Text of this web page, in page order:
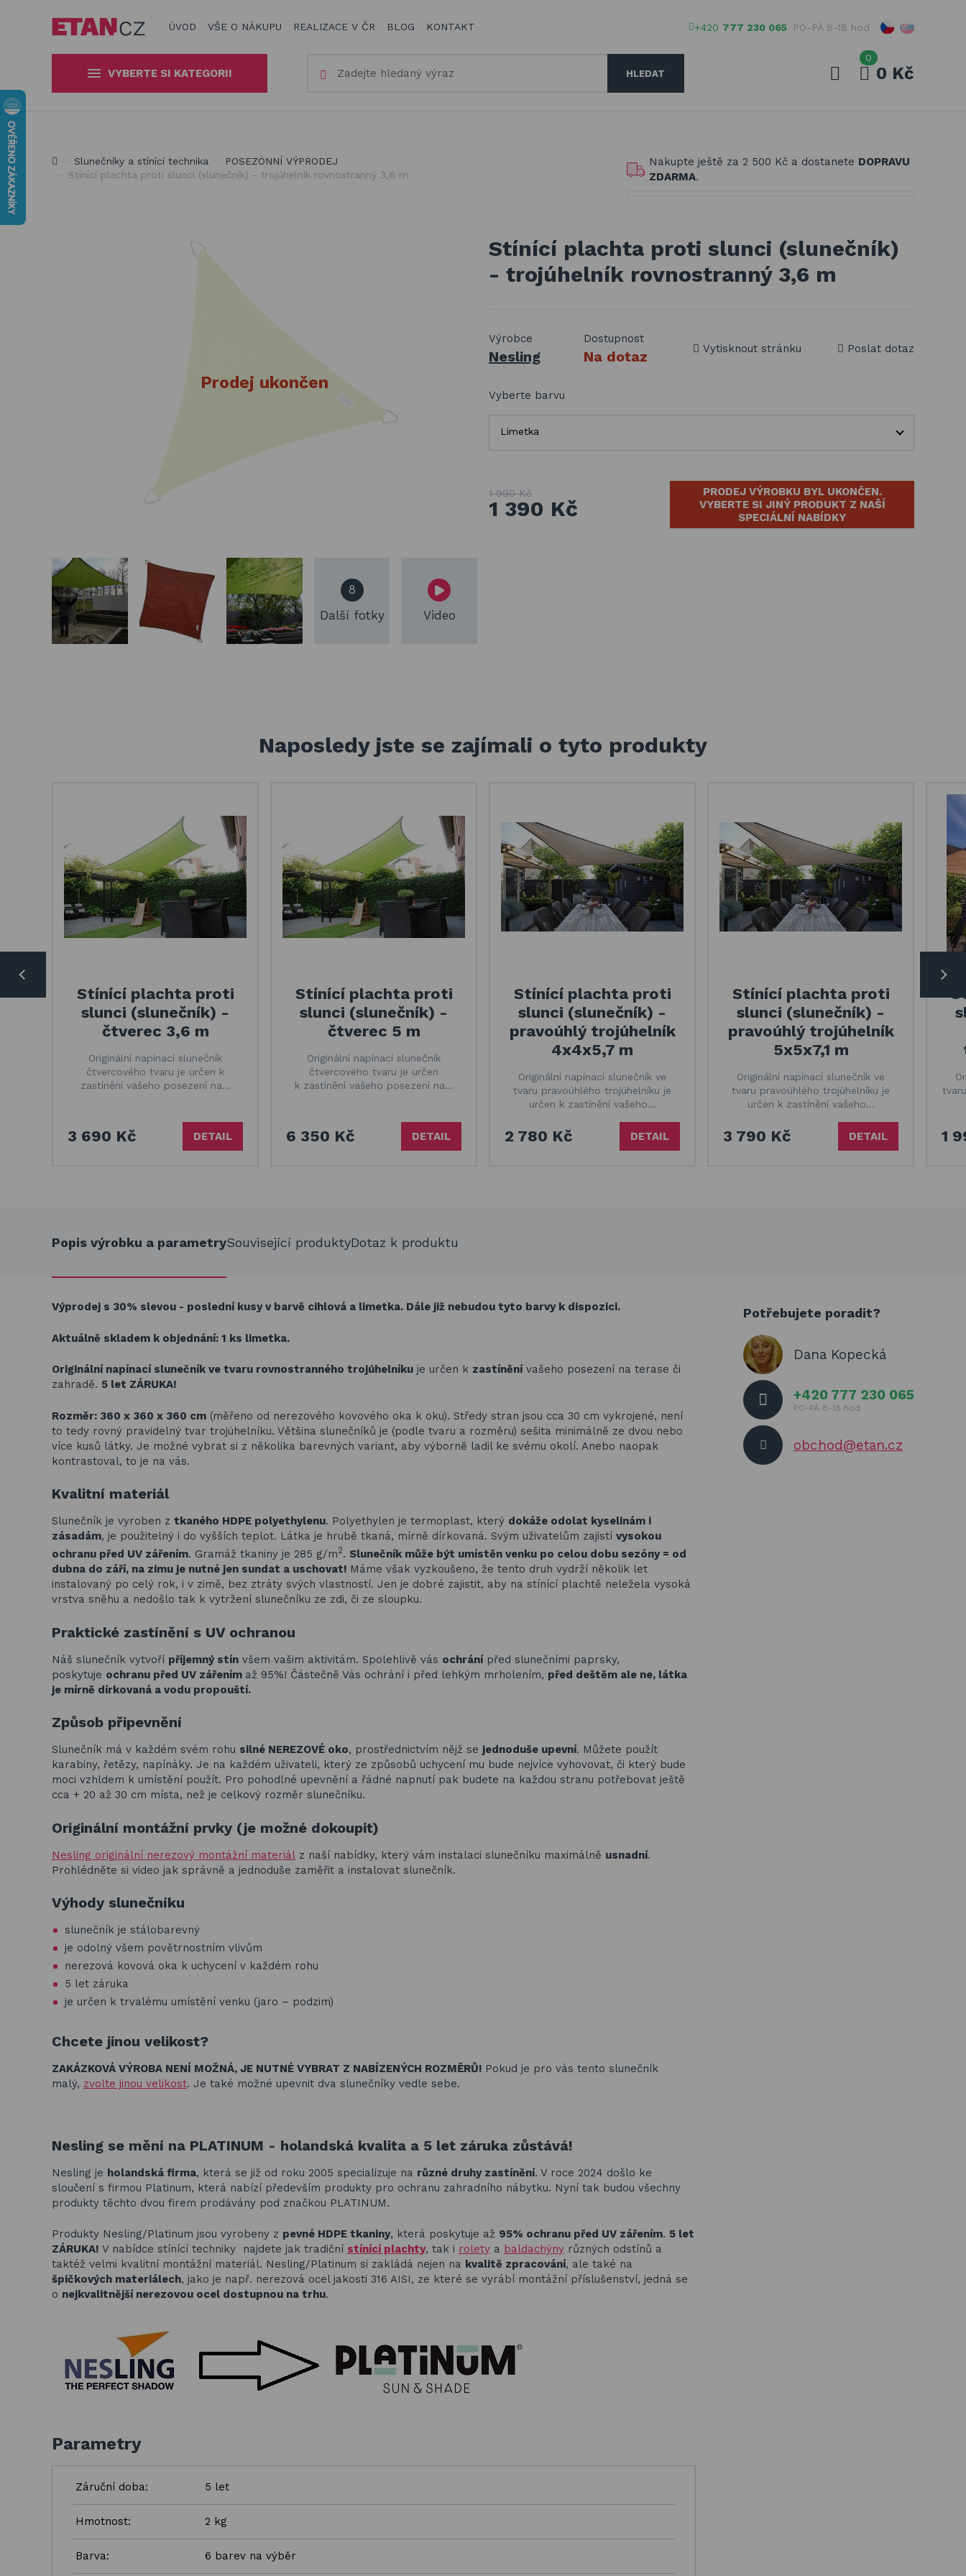
ÚVOD VŠE O NÁKUPU REALIZACE V ČR BLOG KONTAKT +420 777 230 065 PO-PÁ 8-18 hod
VYBERTE SI KATEGORII
na zahradní nábytek
HLEDAT
Vaše heslo
PŘIHLÁSIT
Registrovat
0
0 Kč
Jsme experti na zastínění a venkovní zábavu
Slunečníky a stínící technika
POSEZÓNNÍ VÝPRODEJ
Stínící plachta proti slunci (slunečník) - trojúhelník rovnostranný 3,6 m
Nakupte ještě za 2 500 Kč a dostanete DOPRAVU
ZDARMA.
Prodej ukončen
8
Další fotky
Video
Stínící plachta proti slunci (slunečník)
- trojúhelník rovnostranný 3,6 m
Výrobce
Nesling
Dostupnost
Na dotaz Vytisknout stránku Poslat dotaz
Vyberte barvu
Limetka
1 990 Kč
1 390 Kč
PRODEJ VÝROBKU BYL UKONČEN.
VYBERTE SI JINÝ PRODUKT Z NAŠÍ
SPECIÁLNÍ NABÍDKY
Naposledy jste se zajímali o tyto produkty
Stínící plachta proti
slunci (slunečník) -
čtverec 3,6 m
Originální napínací slunečník
čtvercového tvaru je určen k
zastínění vašeho posezení na…
3 690 Kč DETAIL
Stínící plachta proti
slunci (slunečník) -
čtverec 5 m
Originální napínací slunečník
čtvercového tvaru je určen
k zastínění vašeho posezení na…
6 350 Kč DETAIL
Stínící plachta proti
slunci (slunečník) -
pravoúhlý trojúhelník
4x4x5,7 m
Originální napínací slunečník ve
tvaru pravoúhlého trojúhelníku je
určen k zastínění vašeho…
2 780 Kč DETAIL
Stínící plachta proti
slunci (slunečník) -
pravoúhlý trojúhelník
5x5x7,1 m
Originální napínací slunečník ve
tvaru pravoúhlého trojúhelníku je
určen k zastínění vašeho…
3 790 Kč DETAIL 1
Popis výrobku a parametrySouvisející produktyDotaz k produktu
Výprodej s 30% slevou - poslední kusy v barvě cihlová a limetka. Dále již nebudou tyto barvy k dispozici.
Aktuálně skladem k objednání: 1 ks limetka.
Originální napínací slunečník ve tvaru rovnostranného trojúhelníku je určen k zastínění vašeho posezení na terase či
zahradě. 5 let ZÁRUKA!
Rozměr: 360 x 360 x 360 cm (měřeno od nerezového kovového oka k oku). Středy stran jsou cca 30 cm vykrojené, není
to tedy rovný pravidelný tvar trojúhelníku. Většina slunečníků je (podle tvaru a rozměru) sešita minimálně ze dvou nebo
více kusů látky. Je možné vybrat si z několika barevných variant, aby výborně ladil ke svému okolí. Anebo naopak
kontrastoval, to je na vás.
Kvalitní materiál
Slunečník je vyroben z tkaného HDPE polyethylenu. Polyethylen je termoplast, který dokáže odolat kyselinám i
zásadám, je použitelný i do vyšších teplot. Látka je hrubě tkaná, mírně dírkovaná. Svým uživatelům zajistí vysokou
ochranu před UV zářením. Gramáž tkaniny je 285 g/m2. Slunečník může být umístěn venku po celou dobu sezóny = od
dubna do září, na zimu je nutné jen sundat a uschovat! Máme však vyzkoušeno, že tento druh vydrží několik let
instalovaný po celý rok, i v zimě, bez ztráty svých vlastností. Jen je dobré zajistit, aby na stínící plachtě neležela vysoká
vrstva sněhu a nedošlo tak k vytržení slunečníku ze zdi, či ze sloupku.
Praktické zastínění s UV ochranou
Náš slunečník vytvoří příjemný stín všem vašim aktivitám. Spolehlivě vás ochrání před slunečními paprsky,
poskytuje ochranu před UV zářením až 95%! Částečně Vás ochrání i před lehkým mrholením, před deštěm ale ne, látka
je mírně dírkovaná a vodu propouští.
Způsob připevnění
Slunečník má v každém svém rohu silné NEREZOVÉ oko, prostřednictvím nějž se jednoduše upevní. Můžete použít
karabiny, řetězy, napínáky. Je na každém uživateli, který ze způsobů uchycení mu bude nejvíce vyhovovat, či který bude
moci vzhldem k umístění použít. Pro pohodlné upevnění a řádné napnutí pak budete na každou stranu potřebovat ještě
cca + 20 až 30 cm místa, než je celkový rozměr slunečníku.
Originální montážní prvky (je možné dokoupit)
Nesling originální nerezový montážní materiál z naší nabídky, který vám instalaci slunečníku maximálně usnadní.
Prohlédněte si video jak správně a jednoduše zaměřit a instalovat slunečník.
Výhody slunečníku
slunečník je stálobarevný
je odolný všem povětrnostním vlivům
nerezová kovová oka k uchycení v každém rohu
5 let záruka
je určen k trvalému umístění venku (jaro – podzim)
Chcete jinou velikost?
ZAKÁZKOVÁ VÝROBA NENÍ MOŽNÁ, JE NUTNÉ VYBRAT Z NABÍZENÝCH ROZMĚRŮ! Pokud je pro vás tento slunečník
malý, zvolte jinou velikost. Je také možné upevnit dva slunečníky vedle sebe.
Nesling se mění na PLATINUM - holandská kvalita a 5 let záruka zůstává!
Nesling je holandská firma, která se již od roku 2005 specializuje na různé druhy zastínění. V roce 2024 došlo ke
sloučení s firmou Platinum, která nabízí především produkty pro ochranu zahradního nábytku. Nyní tak budou všechny
produkty těchto dvou firem prodávány pod značkou PLATINUM.
Produkty Nesling/Platinum jsou vyrobeny z pevné HDPE tkaniny, která poskytuje až 95% ochranu před UV zářením. 5 let
ZÁRUKA! V nabídce stínící techniky najdete jak tradiční stínící plachty, tak i rolety a baldachýny různých odstínů a
taktéž velmi kvalitní montážní materiál. Nesling/Platinum si zakládá nejen na kvalitě zpracování, ale také na
špičkových materiálech, jako je např. nerezová ocel jakosti 316 AISI, ze které se vyrábí montážní příslušenství, jedná se
o nejkvalitnější nerezovou ocel dostupnou na trhu.
Parametry
Záruční doba: 5 let
Hmotnost: 2 kg
Barva: 6 barev na výběr
Potřebujete poradit?
Dana Kopecká
+420 777 230 065
PO-PÁ 8-18 hod
obchod@etan.cz